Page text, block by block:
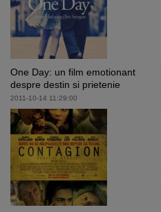
One Day: un film emotionant
despre destin si prietenie
2011-10-14 11:29:00